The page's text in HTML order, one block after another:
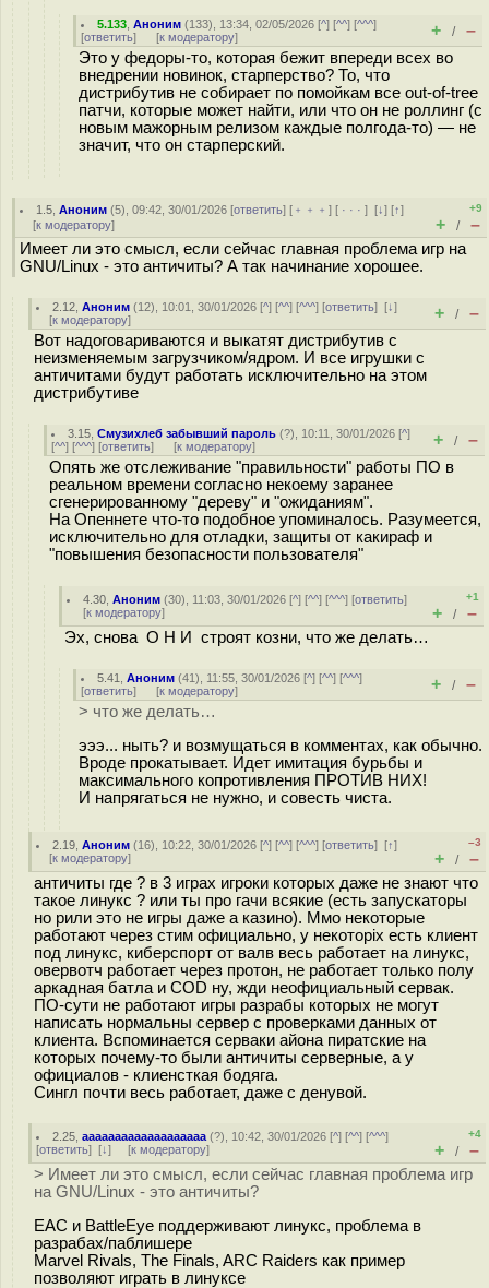
5.133 ,Аноним (133), 13:34, 02/05/2026 [^] [^^] [^^^]
[ответить] [к модератору] + / –
Это у федоры-то, которая бежит впереди всех во
внедрении новинок, старперство? То, что
дистрибутив не собирает по помойкам все out-of-tree
патчи, которые может найти, или что он не роллинг (с
новым мажорным релизом каждые полгода-то) — не
значит, что он старперский.
1.5 ,Аноним (5), 09:42, 30/01/2026 [ответить] [ ﹢﹢﹢] [ · · ·][↓] [↑]
[к модератору]
+9
+ / –
Имеет ли это смысл, если сейчас главная проблема игр на
GNU/Linux - это античиты? А так начинание хорошее.
2.12 ,Аноним (12), 10:01, 30/01/2026 [^] [^^] [^^^] [ответить][↓]
[к модератору] + / –
Вот надоговариваются и выкатят дистрибутив с
неизменяемым загрузчиком/ядром. И все игрушки с
античитами будут работать исключительно на этом
дистрибутиве
3.15 ,Смузихлеб забывший пароль (?), 10:11, 30/01/2026 [^]
[^^] [^^^] [ответить] [к модератору] + / –
Опять же отслеживание "правильности" работы ПО в
реальном времени согласно некоему заранее
сгенерированному "дереву" и "ожиданиям".
На Опеннете что-то подобное упоминалось. Разумеется,
исключительно для отладки, защиты от какираф и
"повышения безопасности пользователя"
4.30 ,Аноним (30), 11:03, 30/01/2026 [^] [^^] [^^^] [ответить]
[к модератору]
+1
+ / –
Эх, снова О Н И строят козни, что же делать…
5.41 ,Аноним (41), 11:55, 30/01/2026 [^] [^^] [^^^]
[ответить] [к модератору] + / –
> что же делать…
эээ... ныть? и возмущаться в комментах, как обычно.
Вроде прокатывает. Идет имитация бурьбы и
максимального копротивления ПРОТИВ НИХ!
И напрягаться не нужно, и совесть чиста.
2.19 ,Аноним (16), 10:22, 30/01/2026 [^] [^^] [^^^] [ответить][↑]
[к модератору]
–3
+ / –
античиты где ? в 3 играх игроки которых даже не знают что
такое линукс ? или ты про гачи всякие (есть запускаторы
но рили это не игры даже а казино). Ммо некоторые
работают через стим официально, у некоторіх есть клиент
под линукс, киберспорт от валв весь работает на линукс,
овервотч работает через протон, не работает только полу
аркадная батла и COD ну, жди неофициальный сервак.
ПО-сути не работают игры разрабы которых не могут
написать нормальны сервер с проверками данных от
клиента. Вспоминается серваки айона пиратские на
которых почему-то были античиты серверные, а у
официалов - клиенсткая бодяга.
Сингл почти весь работает, даже с денувой.
2.25 ,aaaaaaaaaaaaaaaaaaa (?), 10:42, 30/01/2026 [^] [^^] [^^^]
[ответить] [↓] [к модератору]
+4
+ / –
> Имеет ли это смысл, если сейчас главная проблема игр
на GNU/Linux - это античиты?
EAC и BattleEye поддерживают линукс, проблема в
разрабах/паблишере
Marvel Rivals, The Finals, ARC Raiders как пример
позволяют играть в линуксе